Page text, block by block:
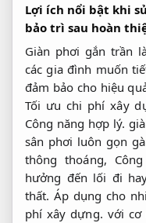
Lợi ích nổi bật khi
bảo trì sau hoàn
Giàn phơi gắn trần
các gia đình muốn
đảm bảo cho hiệu
Tối ưu chi phí xây
Công năng hợp lý.
sân phơi luôn gọn
thông thoáng,
hưởng đến lối đi
thất. Áp dụng cho
phí xây dựng. với cơ